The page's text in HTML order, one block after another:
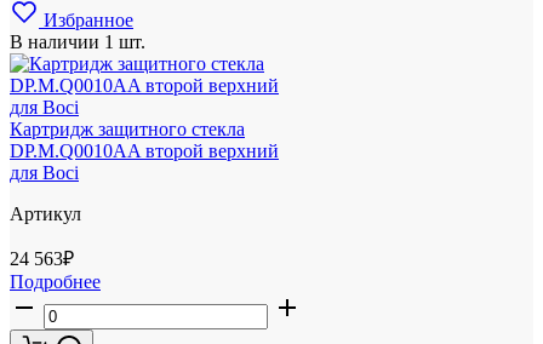
Избранное
В наличии 1 шт.
Картридж защитного стекла
DP.M.Q0010AA второй верхний
для Boci
Артикул
24 563₽
Подробнее